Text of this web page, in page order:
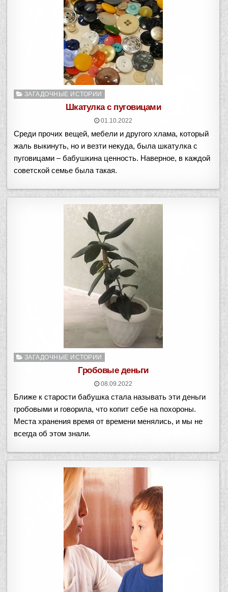
Опубликовано
ЗАГАДОЧНЫЕ ИСТОРИИ
Шкатулка с пуговицами
01.10.2022
Среди прочих вещей, мебели и другого хлама, который
жаль выкинуть, но и везти некуда, была шкатулка с
пуговицами – бабушкина ценность. Наверное, в каждой
советской семье была такая.
Опубликовано
ЗАГАДОЧНЫЕ ИСТОРИИ
Гробовые деньги
08.09.2022
Ближе к старости бабушка стала называть эти деньги
гробовыми и говорила, что копит себе на похороны.
Места хранения время от времени менялись, и мы не
всегда об этом знали.